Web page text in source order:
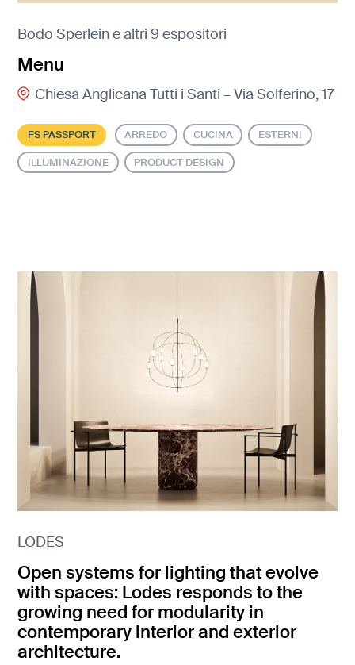
Bodo Sperlein e altri 9 espositori
Menu
Chiesa Anglicana Tutti i Santi – Via Solferino, 17
FS PASSPORT ARREDO CUCINA ESTERNI
ILLUMINAZIONE PRODUCT DESIGN
LODES
Open systems for lighting that evolve
with spaces: Lodes responds to the
growing need for modularity in
contemporary interior and exterior
architecture.